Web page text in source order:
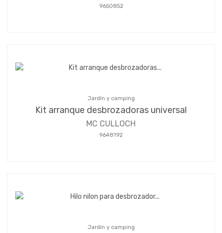
9650852
Jardín y camping
Kit arranque desbrozadoras universal
MC CULLOCH
9648192
Jardín y camping